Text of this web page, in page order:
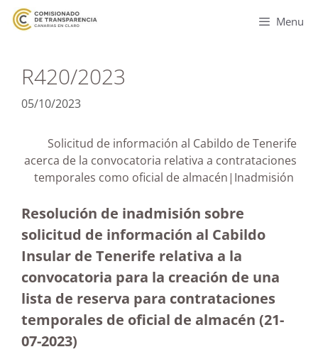
Menu
R420/2023
05/10/2023
Solicitud de información al Cabildo de Tenerife
acerca de la convocatoria relativa a contrataciones
temporales como oficial de almacén|Inadmisión
Resolución de inadmisión sobre
solicitud de información al Cabildo
Insular de Tenerife relativa a la
convocatoria para la creación de una
lista de reserva para contrataciones
temporales de oficial de almacén (21-
07-2023)